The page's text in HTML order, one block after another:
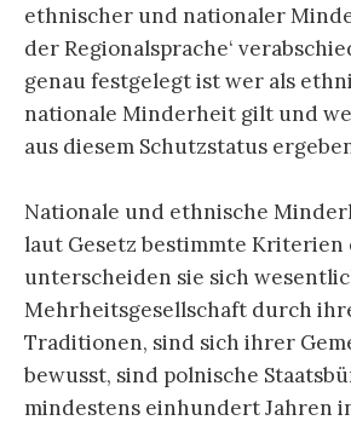
ethnischer und nationaler
der Regionalsprache‘
genau festgelegt ist wer als
nationale Minderheit gilt und
aus diesem Schutzstatus
Nationale und ethnische
laut Gesetz bestimmte Kriterien
unterscheiden sie sich
Mehrheitsgesellschaft durch
Traditionen, sind sich ihrer
bewusst, sind polnische
mindestens einhundert Jahren